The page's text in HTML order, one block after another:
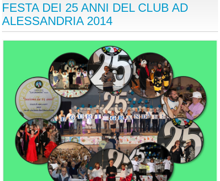
FESTA DEI 25 ANNI DEL CLUB AD
ALESSANDRIA 2014